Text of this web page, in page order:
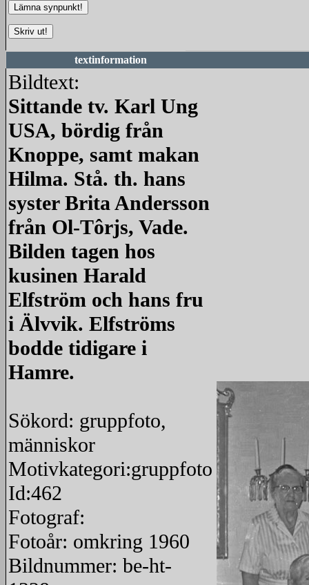
textinformation
Bildtext:
Sittande tv. Karl Ung
USA, bördig från
Knoppe, samt makan
Hilma. Stå. th. hans
syster Brita Andersson
från Ol-Tôrjs, Vade.
Bilden tagen hos
kusinen Harald
Elfström och hans fru
i Älvvik. Elfströms
bodde tidigare i
Hamre.
Sökord: gruppfoto,
människor
Motivkategori:gruppfoto
Id:462
Fotograf:
Fotoår: omkring 1960
Bildnummer: be-ht-